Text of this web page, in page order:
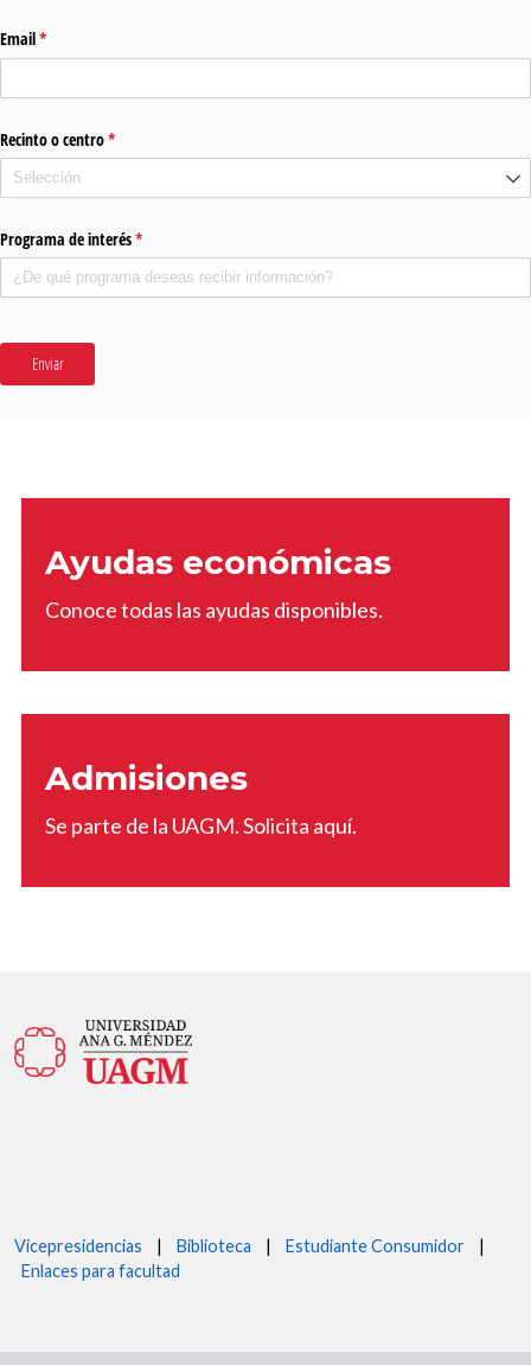
Email*
(required)
Recinto o centro*
(required)
Programa de interés*
(required)
Enviar
Ayudas económicas
Conoce todas las ayudas disponibles.
Admisiones
Se parte de la UAGM. Solicita aquí.
Vicepresidencias | Biblioteca | Estudiante Consumidor |
Enlaces para facultad